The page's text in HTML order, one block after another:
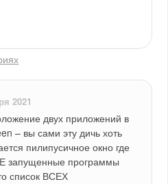
2021
двух приложений в
– вы сами эту дичь хоть
пилипусичное окно где
запущенные программы
список ВСЕХ